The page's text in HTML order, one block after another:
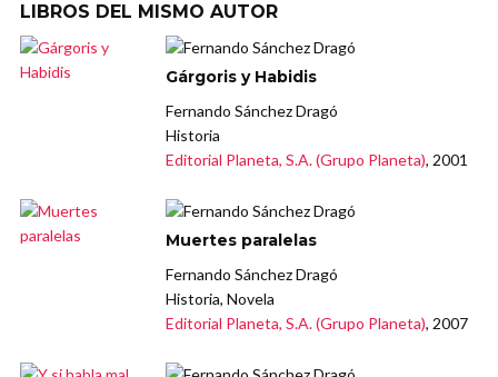
LIBROS DEL MISMO AUTOR
Gárgoris y Habidis
Fernando Sánchez Dragó
Historia
Editorial Planeta, S.A. (Grupo Planeta), 2001
Muertes paralelas
Fernando Sánchez Dragó
Historia, Novela
Editorial Planeta, S.A. (Grupo Planeta), 2007